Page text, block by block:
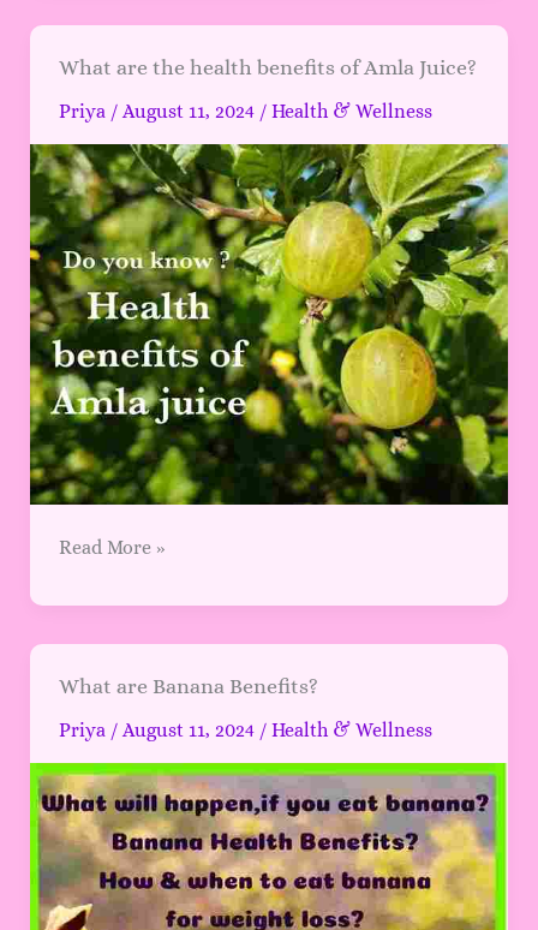
What are the health benefits of Amla Juice?
Priya / August 11, 2024 / Health & Wellness
What
the
health
benefits
of
Amla
Juice?
Read More »
What are Banana Benefits?
Priya / August 11, 2024 / Health & Wellness
What
Banana
Benefits?